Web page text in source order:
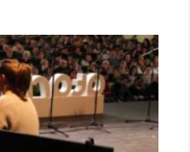
20 urteez
06
irratiko Hizpidea saioan
20 urteez